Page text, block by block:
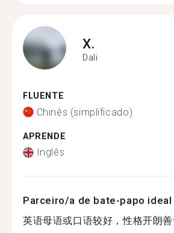
X.
Dali
FLUENTE
Chinês (simplificado)
APRENDE
Inglês
Parceiro/a de bate-papo ideal
英语母语或口语较好，性格开朗